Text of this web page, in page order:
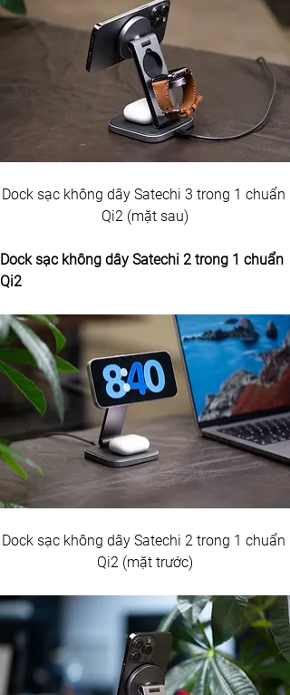
Dock sạc không dây Satechi 3 trong 1 chuẩn
Qi2 (mặt sau)
Dock sạc không dây Satechi 2 trong 1 chuẩn
Qi2
Dock sạc không dây Satechi 2 trong 1 chuẩn
Qi2 (mặt trước)